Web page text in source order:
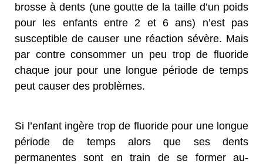
brosse à dents (une goutte de la taille d’un poids
pour les enfants entre 2 et 6 ans) n’est pas
susceptible de causer une réaction sévère. Mais
par contre consommer un peu trop de fluoride
chaque jour pour une longue période de temps
peut causer des problèmes.
Si l’enfant ingère trop de fluoride pour une longue
période de temps alors que ses dents
permanentes sont en train de se former au-